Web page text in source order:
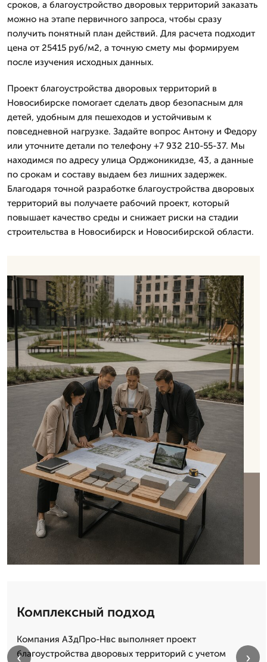
сроков, а благоустройство дворовых территорий заказать
можно на этапе первичного запроса, чтобы сразу
получить понятный план действий. Для расчета подходит
цена от 25415 руб/м2, а точную смету мы формируем
после изучения исходных данных.
Проект благоустройства дворовых территорий в
Новосибирске помогает сделать двор безопасным для
детей, удобным для пешеходов и устойчивым к
повседневной нагрузке. Задайте вопрос Антону и Федору
или уточните детали по телефону +7 932 210-55-37. Мы
находимся по адресу улица Орджоникидзе, 43, а данные
по срокам и составу выдаем без лишних задержек.
Благодаря точной разработке благоустройства дворовых
территорий вы получаете рабочий проект, который
повышает качество среды и снижает риски на стадии
строительства в Новосибирск и Новосибирской области.
Комплексный подход
Компания А3дПро-Нвс выполняет проект
благоустройства дворовых территорий с учетом
‹ ›